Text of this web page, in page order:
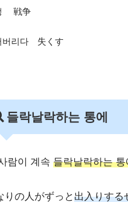
戦争
버리다 失くす
들락날락하는 통에
람이 계속 들락날락하는 통
りの人がずっと出入りする